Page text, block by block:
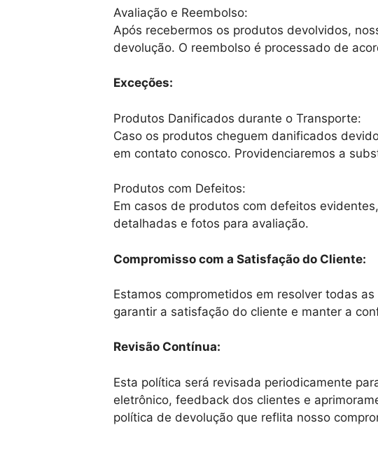
Avaliação e Reembolso:
Após recebermos os produtos devolvidos,
devolução. O reembolso é processado de
Exceções:
Produtos Danificados durante o Transporte:
Caso os produtos cheguem danificados
em contato conosco. Providenciaremos a
Produtos com Defeitos:
Em casos de produtos com defeitos
detalhadas e fotos para avaliação.
Compromisso com a Satisfação do Cliente:
Estamos comprometidos em resolver todas
garantir a satisfação do cliente e manter a
Revisão Contínua:
Esta política será revisada periodicamente
eletrônico, feedback dos clientes e
política de devolução que reflita nosso